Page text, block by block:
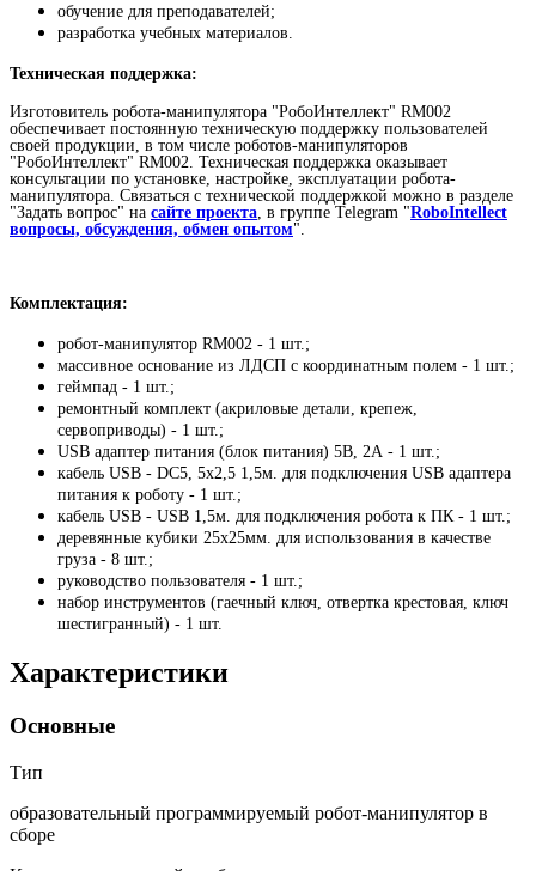
обучение для преподавателей;
разработка учебных материалов.
Техническая поддержка:
Изготовитель робота-манипулятора "РобоИнтеллект" RM002
обеспечивает постоянную техническую поддержку пользователей
своей продукции, в том числе роботов-манипуляторов
"РобоИнтеллект" RM002. Техническая поддержка оказывает
консультации по установке, настройке, эксплуатации робота-
манипулятора. Связаться с технической поддержкой можно в разделе
"Задать вопрос" на сайте проекта , в группе Telegram "RoboIntellect
вопросы, обсуждения, обмен опытом".
Комплектация:
робот-манипулятор RM002 - 1 шт.;
массивное основание из ЛДСП с координатным полем - 1 шт.;
геймпад - 1 шт.;
ремонтный комплект (акриловые детали, крепеж,
сервоприводы) - 1 шт.;
USB адаптер питания (блок питания) 5В, 2А - 1 шт.;
кабель USB - DC5, 5х2,5 1,5м. для подключения USB адаптера
питания к роботу - 1 шт.;
кабель USB - USB 1,5м. для подключения робота к ПК - 1 шт.;
деревянные кубики 25х25мм. для использования в качестве
груза - 8 шт.;
руководство пользователя - 1 шт.;
набор инструментов (гаечный ключ, отвертка крестовая, ключ
шестигранный) - 1 шт.
Характеристики
Основные
Тип
образовательный программируемый робот-манипулятор в
сборе